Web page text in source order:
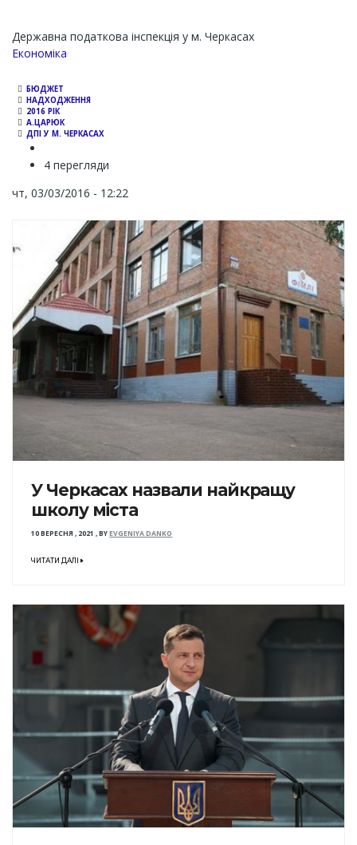
Державна податкова інспекція у м. Черкасах
Економіка
БЮДЖЕТ
НАДХОДЖЕННЯ
2016 РІК
А.ЦАРЮК
ДПІ У М. ЧЕРКАСАХ
4 перегляди
чт, 03/03/2016 - 12:22
У Черкасах назвали найкращу
школу міста
10 ВЕРЕСНЯ , 2021 ,BYEVGENIYA DANKO
ЧИТАТИ ДАЛІ